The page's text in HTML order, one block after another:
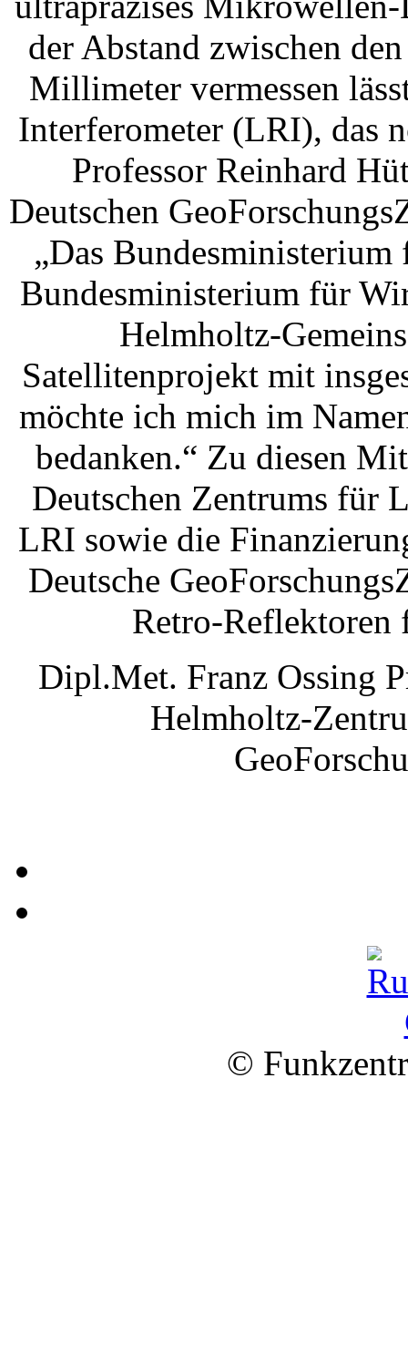
der Abstand zwischen
Millimeter vermessen
Interferometer (LRI), das
Professor Reinhard
Deutschen
„Das
Bundesministerium für
Helmholtz-
Satellitenprojekt mit
möchte ich mich im
bedanken.“ Zu diesen
Deutschen Zentrums für
LRI sowie die
Deutsche
Retro-Reflektoren
Dipl.Met. Franz Ossing
Helmholtz-
©